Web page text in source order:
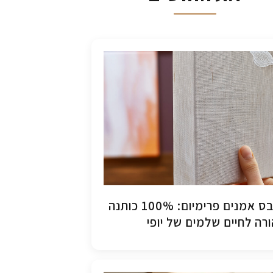
קנבס אמנים פרימיום: 100% כותנה
לחיים שלמים של יופי